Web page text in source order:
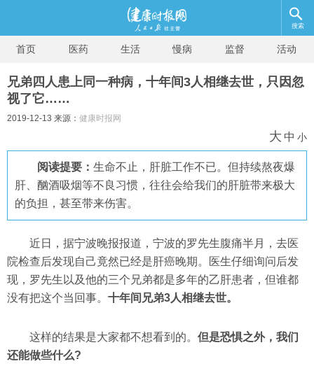
搜索
首页 医药 生活 慢病 监督 活动
兄弟四人患上同一种病，十年间3人相继去世，只因忽
视了它……
2019-12-13 来源： 健康时报网
大 中 小
阅读提要： 生命不止，肝脏工作不已。但持续熬夜爆
肝、酗酒吸烟等不良习惯，往往会给我们的肝脏带来极大
的负担，甚至带来伤害。
近日，据宁波晚报报道，宁波的罗先生腹痛半月，去医
院检查后发现自己竟然已经是肝癌晚期。医生仔细询问后发
现，罗先生以及他的三个兄弟都是多年的乙肝患者，但谁都
没有把这个当回事。 十年间兄弟3人相继去世。
这样的结果是大家都不想看到的。 但是恐惧之外，我们
还能做些什么?